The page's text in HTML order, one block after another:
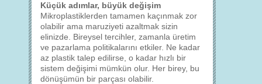
Küçük adımlar, büyük değişim
Mikroplastiklerden tamamen kaçınmak zor
olabilir ama maruziyeti azaltmak sizin
elinizde. Bireysel tercihler, zamanla üretim
ve pazarlama politikalarını etkiler. Ne kadar
az plastik talep edilirse, o kadar hızlı bir
sistem değişimi mümkün olur. Her birey, bu
dönüşümün bir parçası olabilir.